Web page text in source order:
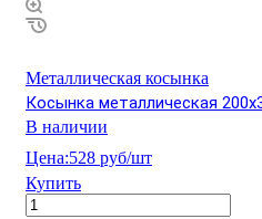
Металлическая косынка
Косынка металлическая
В наличии
Цена:528 руб/шт
Купить